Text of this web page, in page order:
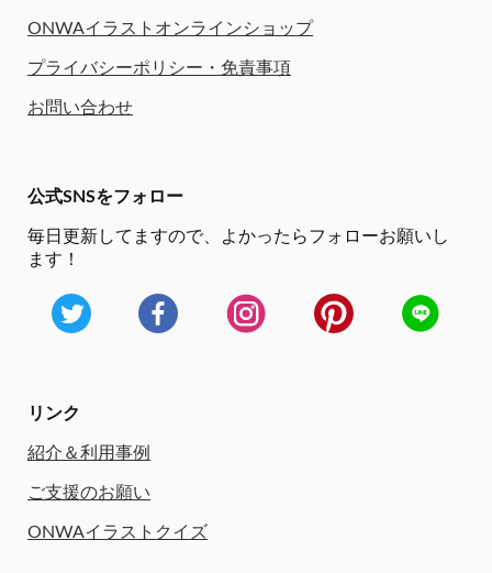
ONWAイラストオンラインショップ
プライバシーポリシー・免責事項
お問い合わせ
公式SNSをフォロー
毎日更新してますので、
よかったらフォローお願いし
ます！
リンク
紹介＆利用事例
ご支援のお願い
ONWAイラストクイズ